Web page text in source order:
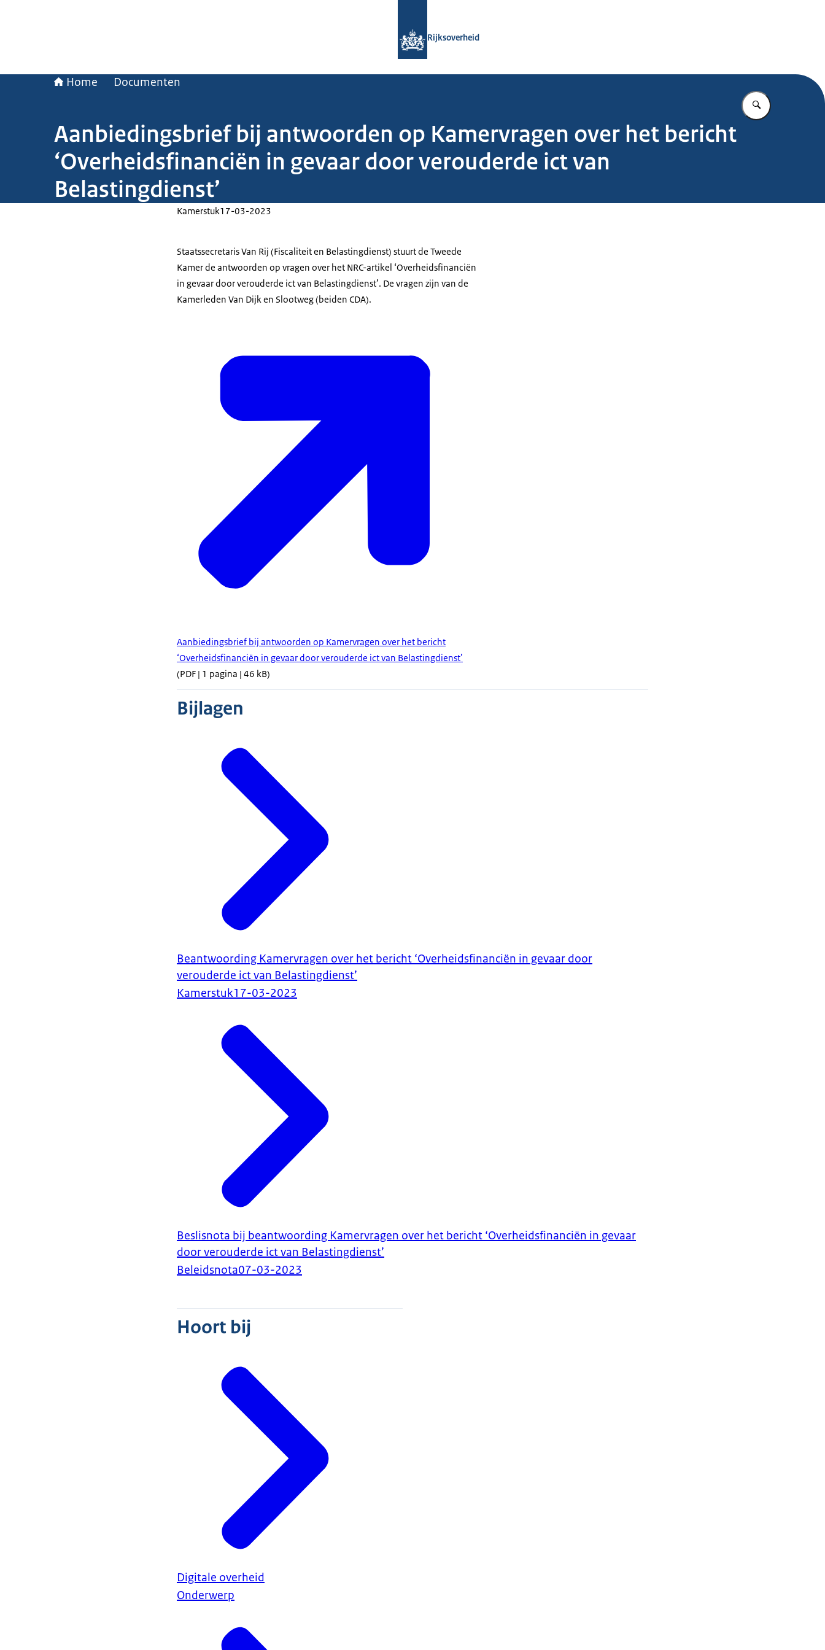
Rijksoverheid
Home Documenten
Vul in wat u
Aanbiedingsbrief bij antwoorden op Kamervragen over het bericht
‘Overheidsfinanciën in gevaar door verouderde ict van
Belastingdienst’
Kamerstuk17-03-2023
Staatssecretaris Van Rij (Fiscaliteit en Belastingdienst) stuurt de Tweede
Kamer de antwoorden op vragen over het NRC-artikel ‘Overheidsfinanciën
in gevaar door verouderde ict van Belastingdienst’. De vragen zijn van de
Kamerleden Van Dijk en Slootweg (beiden CDA).
Aanbiedingsbrief bij antwoorden op Kamervragen over het bericht
‘Overheidsfinanciën in gevaar door verouderde ict van Belastingdienst’
(PDF | 1 pagina | 46 kB)
Bijlagen
Beantwoording Kamervragen over het bericht ‘Overheidsfinanciën in gevaar door
verouderde ict van Belastingdienst’
Kamerstuk17-03-2023
Beslisnota bij beantwoording Kamervragen over het bericht ‘Overheidsfinanciën in gevaar
door verouderde ict van Belastingdienst’
Beleidsnota07-03-2023
Hoort bij
Digitale overheid
Onderwerp